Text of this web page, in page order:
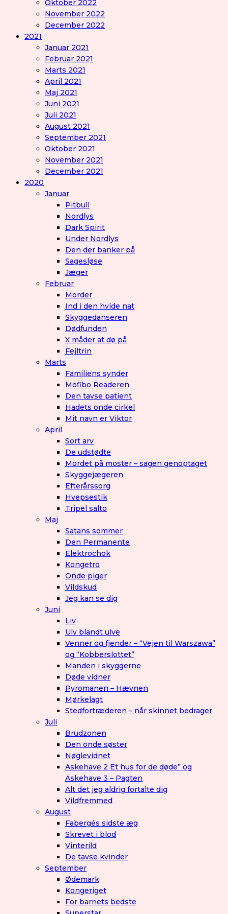
Oktober 2022
November 2022
December 2022
2021
Januar 2021
Februar 2021
Marts 2021
April 2021
Maj 2021
Juni 2021
Juli 2021
August 2021
September 2021
Oktober 2021
November 2021
December 2021
2020
Januar
Pitbull
Nordlys
Dark Spirit
Under Nordlys
Den der banker på
Sagesløse
Jæger
Februar
Morder
Ind i den hvide nat
Skyggedanseren
Dødfunden
X måder at dø på
Fejltrin
Marts
Familiens synder
Mofibo Readeren
Den tavse patient
Hadets onde cirkel
Mit navn er Viktor
April
Sort arv
De udstødte
Mordet på moster – sagen genoptaget
Skyggejægeren
Efterårssorg
Hvepsestik
Tripel salto
Maj
Satans sommer
Den Permanente
Elektrochok
Kongetro
Onde piger
Vildskud
Jeg kan se dig
Juni
Liv
Ulv blandt ulve
Venner og fjender – “Vejen til Warszawa”
og “Kobberslottet”
Manden i skyggerne
Døde vidner
Pyromanen – Hævnen
Mørkelagt
Stedfortræderen – når skinnet bedrager
Juli
Brudzonen
Den onde søster
Nøglevidnet
Askehave 2 Et hus for de døde” og
Askehave 3 – Pagten
Alt det jeg aldrig fortalte dig
Vildfremmed
August
Fabergés sidste æg
Skrevet i blod
Vinterild
De tavse kvinder
September
Ødemark
Kongeriget
For barnets bedste